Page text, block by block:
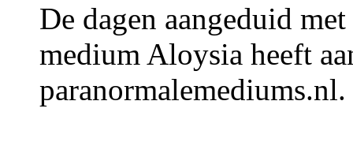
De dagen aangeduid
medium Aloysia heeft
paranormalemediums.nl.